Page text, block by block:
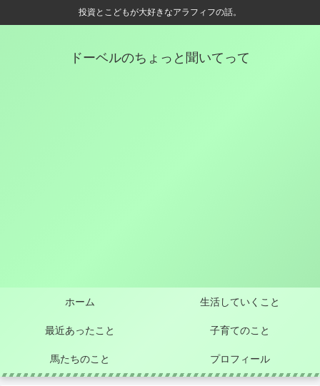
投資とこどもが大好きなアラフィフの話。
ドーベルのちょっと聞いてって
ホーム 生活していくこと
最近あったこと 子育てのこと
馬たちのこと プロフィール